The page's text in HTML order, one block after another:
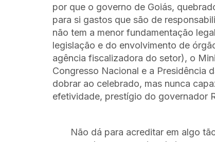
por que o governo de Goiás,
para si gastos que são de
não tem a menor fundamentação
legislação e do envolvimento de
agência fiscalizadora do setor), o
Congresso Nacional e a Presidência
dobrar ao celebrado, mas nunca
efetividade, prestígio do governador
Não dá para acreditar em algo